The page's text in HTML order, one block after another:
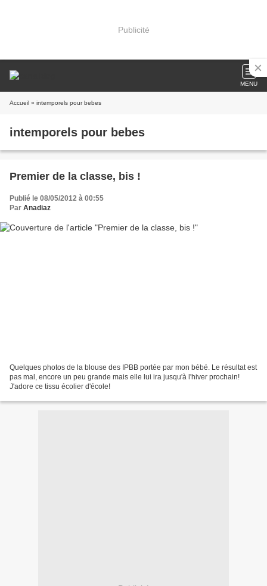
Publicité
MENU
Accueil » intemporels pour bebes
intemporels pour bebes
Premier de la classe, bis !
Publié le 08/05/2012 à 00:55
Par Anadiaz
Quelques photos de la blouse des IPBB portée par mon bébé. Le résultat est
pas mal, encore un peu grande mais elle lui ira jusqu'à l'hiver prochain!
J'adore ce tissu écolier d'école!